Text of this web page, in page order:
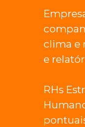
clima e
e
RHs